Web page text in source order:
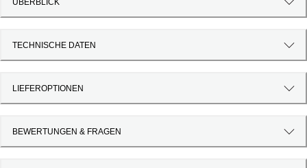
ÜBERBLICK
TECHNISCHE DATEN
LIEFEROPTIONEN
BEWERTUNGEN & FRAGEN